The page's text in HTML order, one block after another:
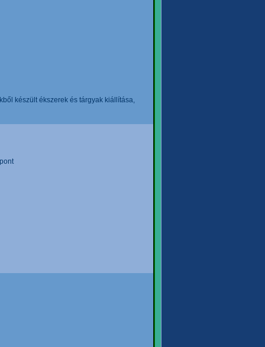
készült ékszerek és tárgyak kiállítása,